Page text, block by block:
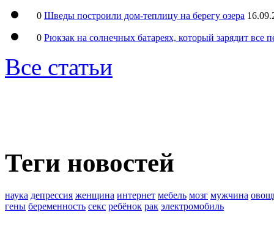
0 Шведы построили дом-теплицу на берегу озера
0 Рюкзак на солнечных батареях, который зарядит все
Все статьи
Теги новостей
наука депрессия женщина интернет мебель мозг мужчина
гены беременность секс ребёнок рак электромобиль